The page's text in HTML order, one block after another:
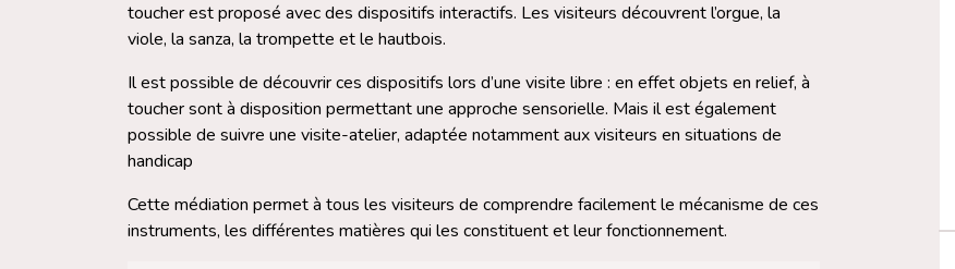
toucher est proposé avec des dispositifs interactifs. Les visiteurs découvrent l’orgue, la
viole, la sanza, la trompette et le hautbois.
Il est possible de découvrir ces dispositifs lors d’une visite libre : en effet objets en relief, à
toucher sont à disposition permettant une approche sensorielle. Mais il est également
possible de suivre une visite-atelier, adaptée notamment aux visiteurs en situations de
handicap
Cette médiation permet à tous les visiteurs de comprendre facilement le mécanisme de ces
instruments, les différentes matières qui les constituent et leur fonctionnement.